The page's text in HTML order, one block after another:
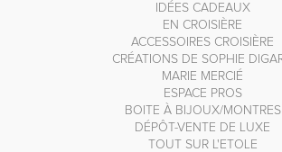
IDÉES CADEAUX
EN CROISIÈRE
ACCESSOIRES CROISIÈRE
CRÉATIONS DE SOPHIE
MARIE MERCIÉ
ESPACE PROS
BOITE À BIJOUX/MONTRES
DÉPÔT-VENTE DE LUXE
TOUT SUR L'ETOLE